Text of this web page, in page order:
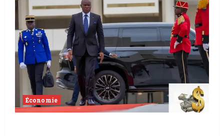
Économie